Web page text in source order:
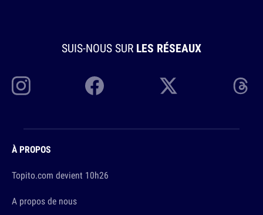
SUIS-NOUS SUR LES RÉSEAUX
À PROPOS
Topito.com devient 10h26
A propos de nous